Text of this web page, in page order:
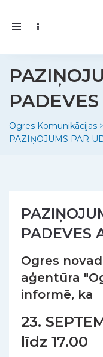
Toggle
Ogres Komunikācijas >
PAZIŅOJUMS PAR
PADEVES
Ogres
aģentūra
informē, ka
23.
līdz 17.00